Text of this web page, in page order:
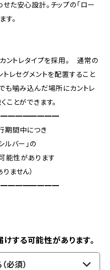
た安心設計。チップの「ロー
す。
ントレタイプを採用。 通常の
レセグメントを配置すること
も噛み込んだ場所にカントレ
ことができます。
間中につき
バー」の
があります
ません）
する可能性があります。
必須）